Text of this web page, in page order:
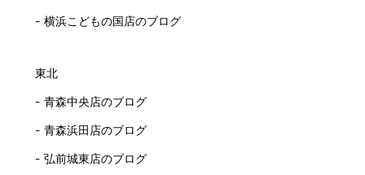
横浜こどもの国店のブログ
東北
青森中央店のブログ
青森浜田店のブログ
弘前城東店のブログ